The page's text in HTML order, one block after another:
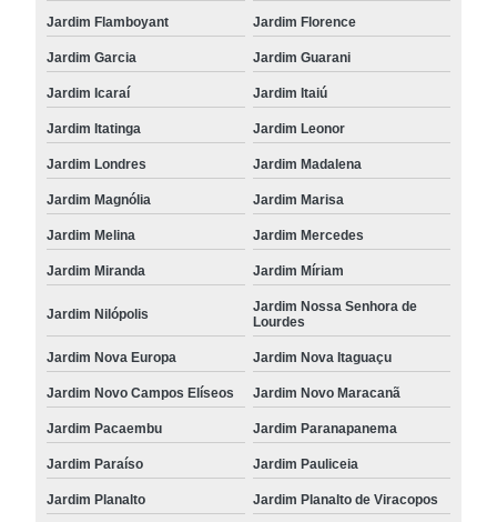
Jardim Flamboyant Jardim Florence
Jardim Garcia Jardim Guarani
Jardim Icaraí Jardim Itaiú
Jardim Itatinga Jardim Leonor
Jardim Londres Jardim Madalena
Jardim Magnólia Jardim Marisa
Jardim Melina Jardim Mercedes
Jardim Miranda Jardim Míriam
Jardim Nilópolis
Jardim Nossa Senhora de
Lourdes
Jardim Nova Europa Jardim Nova Itaguaçu
Jardim Novo Campos Elíseos Jardim Novo Maracanã
Jardim Pacaembu Jardim Paranapanema
Jardim Paraíso Jardim Pauliceia
Jardim Planalto Jardim Planalto de Viracopos